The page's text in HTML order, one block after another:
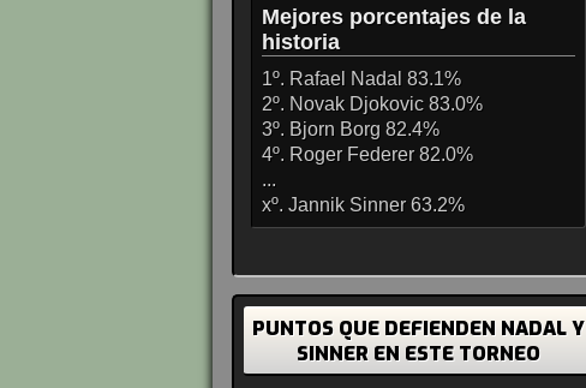
Mejores porcentajes de la
historia
1º. Rafael Nadal 83.1%
2º. Novak Djokovic 83.0%
3º. Bjorn Borg 82.4%
4º. Roger Federer 82.0%
...
xº. Jannik Sinner 63.2%
PUNTOS QUE DEFIENDEN NADAL Y
SINNER EN ESTE TORNEO